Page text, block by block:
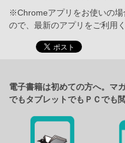
※Chromeアプリをお使いの
ので、最新のアプリをご利用く
電子書籍は初めての方へ。マ
でもタブレットでもＰＣでも